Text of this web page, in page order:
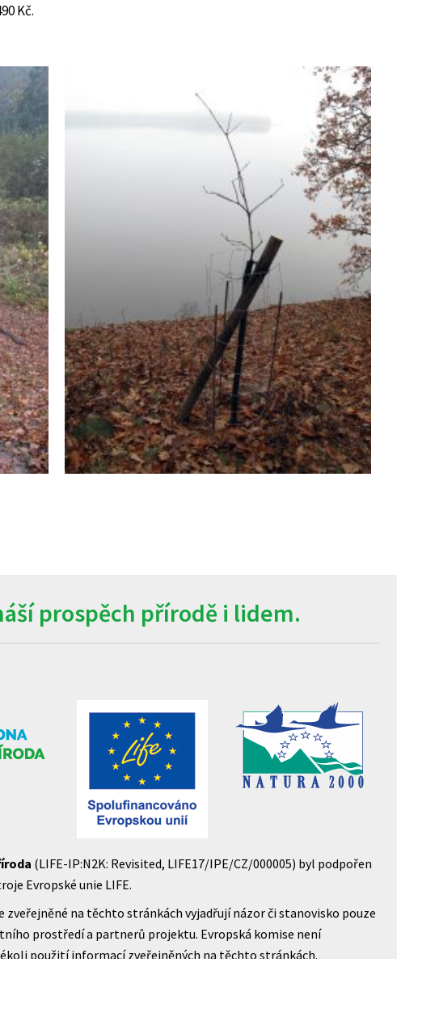
Kč.
prospěch přírodě i lidem.
(LIFE-IP:N2K: Revisited, LIFE17/IPE/CZ/000005) byl podpořen
Evropské unie LIFE.
zveřejněné na těchto stránkách vyjadřují názor či stanovisko pouze
prostředí a partnerů projektu. Evropská komise není
použití informací zveřejněných na těchto stránkách.